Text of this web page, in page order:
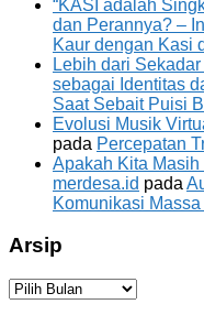
“KASI adalah
dan Perannya? –
Kaur dengan Kasi
Lebih dari
sebagai Identitas
Saat Sebait Puisi
Evolusi Musik
pada Percepatan
Apakah Kita Masih
merdesa.id pada
Komunikasi
Arsip
Arsip